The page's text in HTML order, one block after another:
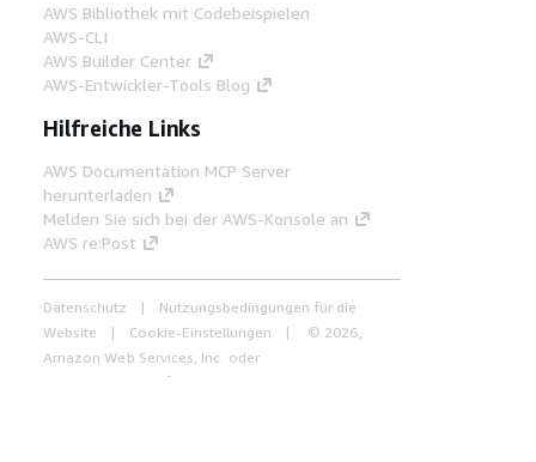
AWS Bibliothek mit Codebeispielen
AWS-CLI
AWS Builder Center
AWS-Entwickler-Tools Blog
Hilfreiche Links
AWS Documentation MCP Server
herunterladen
Melden Sie sich bei der AWS-Konsole an
AWS re:Post
Datenschutz
Nutzungsbedingungen für die
Website
Cookie-Einstellungen
© 2026,
Amazon Web Services, Inc. oder
Tochtergesellschaften. Alle Rechte vorbehalten.